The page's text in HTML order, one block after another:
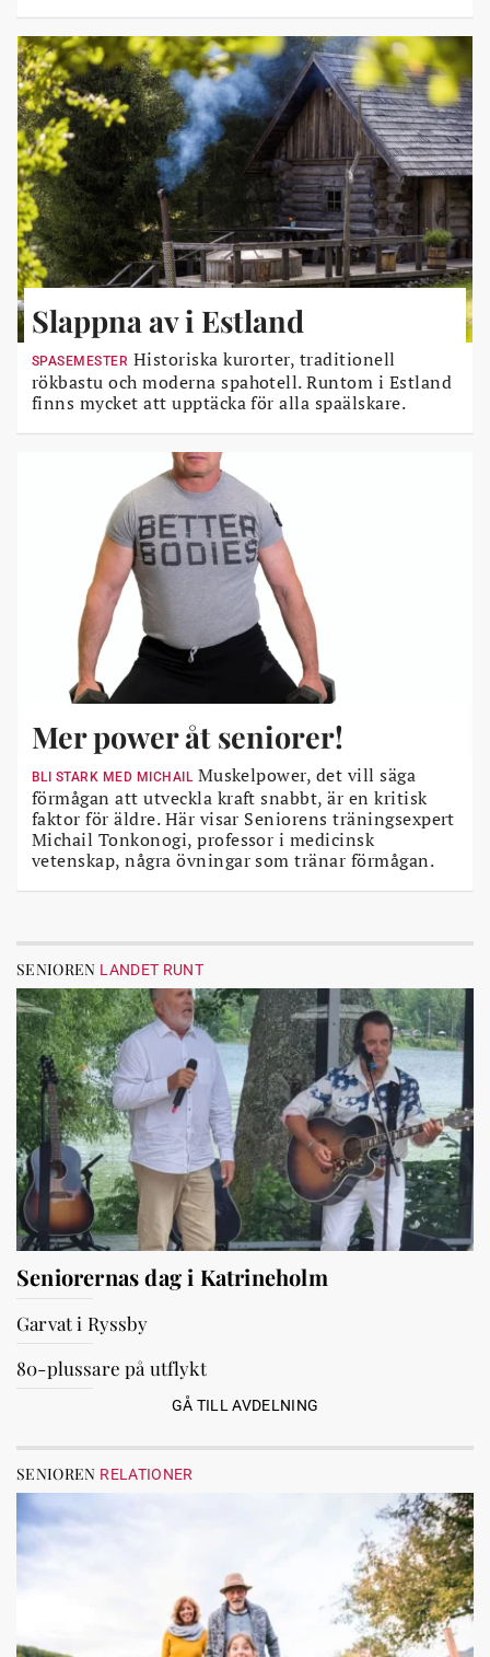
Slappna av i Estland
SPASEMESTER Historiska kurorter, traditionell
rökbastu och moderna spahotell. Runtom i Estland
finns mycket att upptäcka för alla spaälskare.
Mer power åt seniorer!
BLI STARK MED MICHAILMuskelpower, det vill säga
förmågan att utveckla kraft snabbt, är en kritisk
faktor för äldre. Här visar Seniorens träningsexpert
Michail Tonkonogi, professor i medicinsk
vetenskap, några övningar som tränar förmågan.
SENIOREN LANDET RUNT
Seniorernas dag i Katrineholm
Garvat i Ryssby
80-plussare på utflykt
GÅ TILL AVDELNING
SENIOREN RELATIONER